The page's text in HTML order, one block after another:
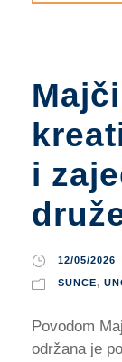
i
12/05/2026
SUNCE,
Povodom
održana je